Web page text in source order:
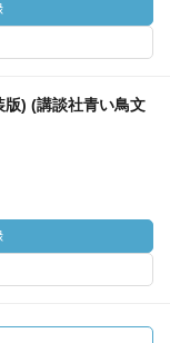
版) (講談社青い鳥文